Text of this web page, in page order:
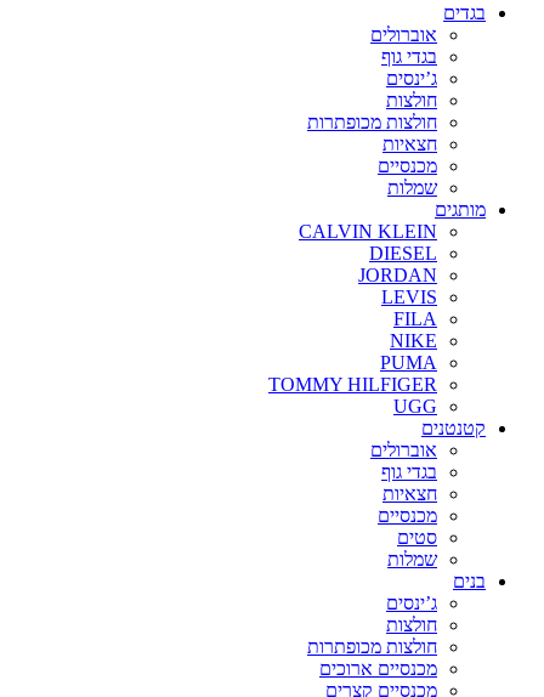
בגדים
אוברולים
בגדי גוף
ג’ינסים
חולצות
חולצות מכופתרות
חצאיות
מכנסיים
שמלות
מותגים
CALVIN KLEIN
DIESEL
JORDAN
LEVIS
FILA
NIKE
PUMA
TOMMY HILFIGER
UGG
קטנטנים
אוברולים
בגדי גוף
חצאיות
מכנסיים
סטים
שמלות
בנים
ג’ינסים
חולצות
חולצות מכופתרות
מכנסיים ארוכים
מכנסיים קצרים